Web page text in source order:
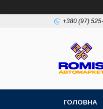
+380 (97)
ГОЛОВНА